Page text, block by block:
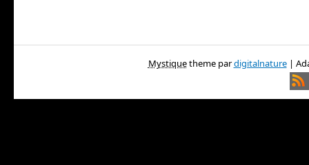
Mystiquetheme pardigitalnature|